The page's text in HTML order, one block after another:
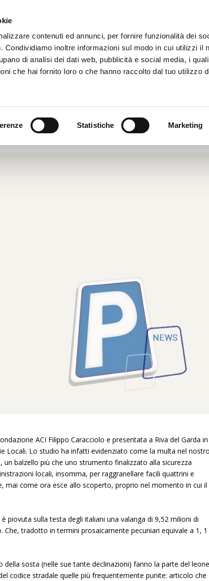
contenuti ed annunci, per fornire funzionalità dei
Condividiamo inoltre informazioni sul modo in cui utilizzi il
di analisi dei dati web, pubblicità e social media, i
che hai fornito loro o che hanno raccolto dal tuo utilizzo
Statistiche Marketing
Dal Mondo|
ACI Filippo Caracciolo e presentata a Riva del Garda in
Locali. Lo studio ha infatti evidenziato come la multa nel
balzello più che uno strumento finalizzato alla sicurezza
locali, insomma, per raggranellare facili quattrini e
mai come ora esce allo scoperto, proprio nel momento in cui il
piovuta sulla testa degli italiani una valanga di 9,52 milioni di
. Che, tradotto in termini prosaicamente pecuniari equivale a 1, 1
della sosta (nelle sue tante declinazioni) fanno la parte del
codice stradale quelle più frequentemente punite: articolo che